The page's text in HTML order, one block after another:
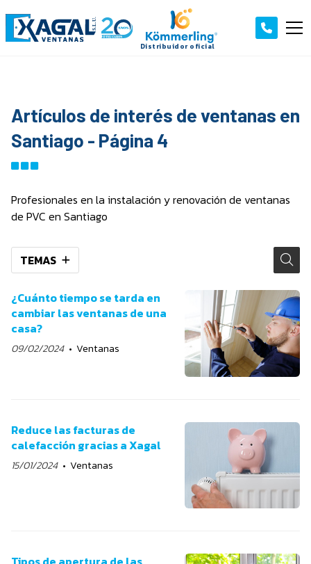
Artículos de interés de ventanas en
Santiago - Página 4
Profesionales en la instalación y renovación de ventanas
de PVC en Santiago
TEMAS
¿Cuánto tiempo se tarda en
cambiar las ventanas de una
casa?
09/02/2024 Ventanas
Reduce las facturas de
calefacción gracias a Xagal
15/01/2024 Ventanas